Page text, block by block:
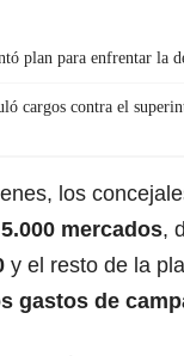
plan para enfrentar la
cargos contra el
los
mercados,
y el resto de la
gastos de